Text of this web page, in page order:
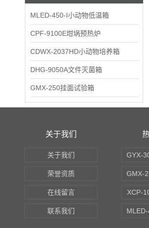
MLED-450-I小动物低温箱
CPF-9100E坩埚预热炉
CDWX-2037HD小动物培养箱
DHG-9050A文件灭菌箱
GMX-250挂面试验箱
关于我们
关于我们
荣誉资质
在线留言
联系我们
XCP-